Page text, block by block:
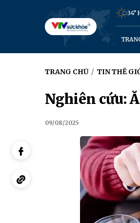
34°
TRANG CHỦ / TIN THẾ
Nghiên cứu:
09/08/2025